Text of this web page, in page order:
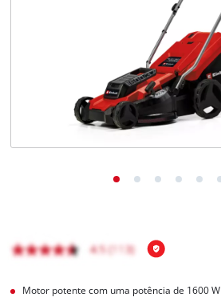
Motor potente com uma potência de 1600 W